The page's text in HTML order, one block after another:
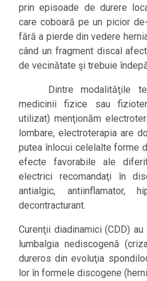
prin episoade de durere
care coboară pe un picior
fără a pierde din vedere
când un fragment discal
de vecinătate şi trebuie
Dintre modalităţile
medicinii fizice sau
utilizat) menţionăm
lombare, electroterapia are
putea înlocui celelalte forme
efecte favorabile ale
electrici recomandaţi în
antialgic, antiinflamator,
decontracturant.
Curenţii diadinamici (CDD)
lumbalgia nediscogenă
dureros din evoluţia
lor în formele discogene